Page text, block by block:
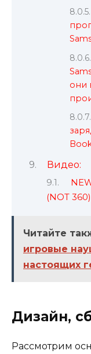
они
Видео:
(NOT 360)
Читайте
игровые
настоящих
Дизайн,
Рассмотрим